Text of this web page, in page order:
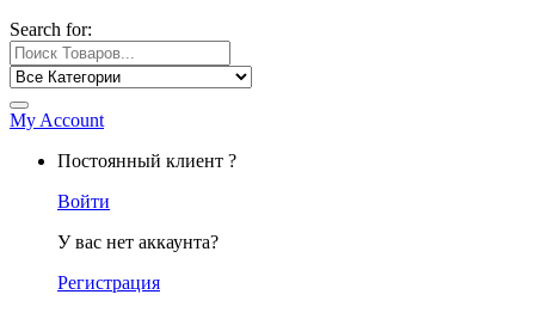
Search for:
My Account
Постоянный клиент ?
Войти
У вас нет аккаунта?
Регистрация